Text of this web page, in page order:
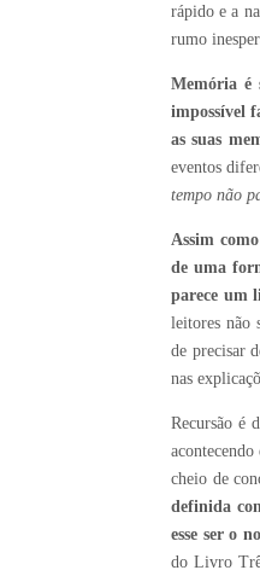
rápido e a
rumo
Memória é
impossível
as suas
eventos
tempo não
Assim
de uma
parece um
leitores não
de precisar
nas
Recursão é
cheio de
definida
esse ser o
do Livro